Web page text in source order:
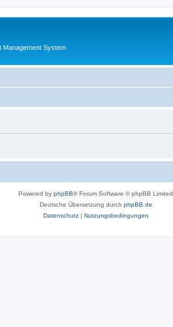
System
Powered by phpBB® Forum Software © phpBB Limited
Deutsche Übersetzung durch phpBB.de
Datenschutz| Nutzungsbedingungen